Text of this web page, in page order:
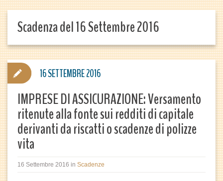
Scadenza del 16 Settembre 2016
IMPRESE DI ASSICURAZIONE: Versamento
ritenute alla fonte sui redditi di capitale
derivanti da riscatti o scadenze di polizze
vita
16 Settembre 2016 in Scadenze
16 SETTEMBRE 2016